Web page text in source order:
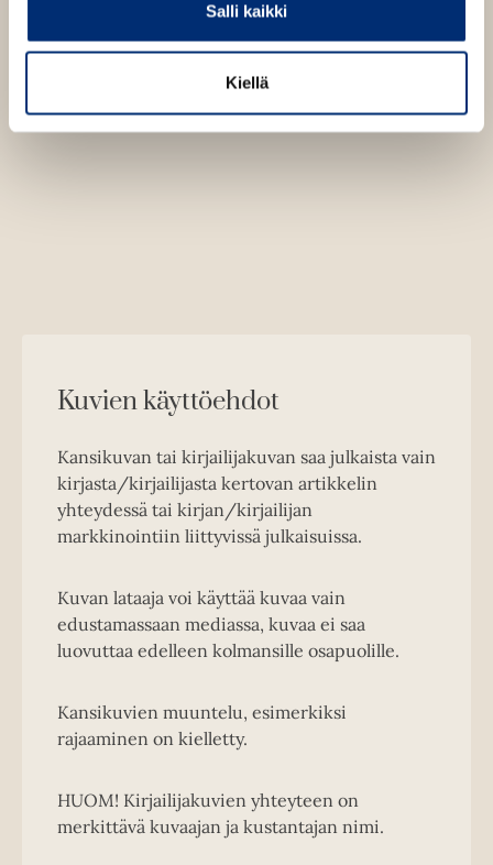
Salli kaikki
Kiellä
Kuvien käyttöehdot
Kansikuvan tai kirjailijakuvan saa julkaista vain
kirjasta/kirjailijasta kertovan artikkelin
yhteydessä tai kirjan/kirjailijan
markkinointiin liittyvissä julkaisuissa.
Kuvan lataaja voi käyttää kuvaa vain
edustamassaan mediassa, kuvaa ei saa
luovuttaa edelleen kolmansille osapuolille.
Kansikuvien muuntelu, esimerkiksi
rajaaminen on kielletty.
HUOM! Kirjailijakuvien yhteyteen on
merkittävä kuvaajan ja kustantajan nimi.